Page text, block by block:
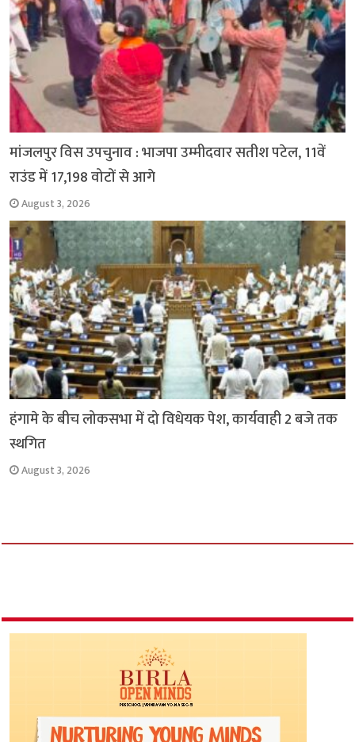
मांजलपुर विस उपचुनाव : भाजपा उम्मीदवार सतीश पटेल, 11वें
राउंड में 17,198 वोटों से आगे
August 3, 2026
हंगामे के बीच लोकसभा में दो विधेयक पेश, कार्यवाही 2 बजे तक
स्थगित
August 3, 2026